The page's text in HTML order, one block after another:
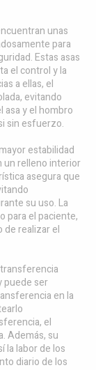
unas
para
Estas asas
el control y la
a ellas, el
evitando
asa y el hombro
sin esfuerzo.
estabilidad
un relleno interior
asegura que
su uso. La
para el paciente,
de realizar el
puede ser
en la
el
Además, su
la labor de los
diario de los